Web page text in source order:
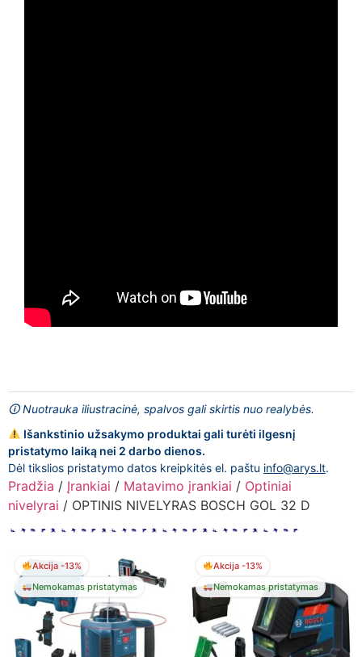
🛈 Nuotrauka iliustracinė, spalvos gali skirtis nuo realybės.
Išankstinio užsakymo produktai gali turėti ilgesnį
pristatymo laiką nei 2 darbo dienos.
Dėl tikslios pristatymo datos kreipkitės el. paštu info@arys.lt.
Pradžia / Įrankiai / Matavimo įrankiai / Optiniai
nivelyrai / OPTINIS NIVELYRAS BOSCH GOL 32 D
Akcija -13%
Nemokamas pristatymas
Akcija -13%
Nemokamas pristatymas